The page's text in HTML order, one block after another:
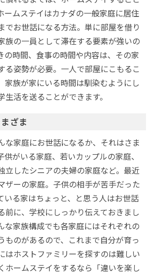
ームステイはカナダの一般家庭に居住
でお世話になる方法。単に部屋を借り
族の一員として滞在する要素が強いの
の時間、食事の時間や内容は、その家
る姿勢が必要。一人で部屋にこもるこ
家族が家にいる時間は馴染むようにし
生活を送ることができます。
ざま
な家庭にお世話になるか、それはさま
供がいる家庭、若いカップルの家庭、
立したシニアの夫婦の家庭など。最近
ザーの家庭。子供の相手が苦手だった
いる家はちょっと、と思う人はお世話
前に、学校にしっかり伝えておきまし
な家族構成でも各家庭にはそれぞれの
ものがあるので、これまで自分が育っ
はホストファミリーを探すのは難しい
ホームステイをするなら「違いを楽し